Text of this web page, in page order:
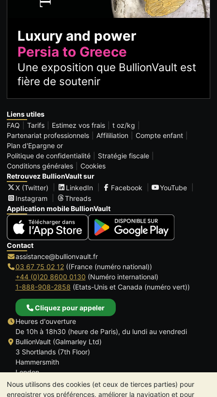
Nous utilisons des cookies (et ceux de tierces parties) pour
enregistrer vos préférences, améliorer la navigation et pour
Luxury and power
Persia to Greece
Une exposition que BullionVault est
fière de soutenir
Liens utiles
FAQ
Tarifs Estimez vos frais
t oz/kg
Partenariat professionnels
Affililiation
Compte enfant
Plan d'Epargne or
Politique de confidentialité
Stratégie fiscale
Conditions générales
Cookies
Retrouvez BullionVault sur
X (Twitter)
LinkedIn Facebook
YouTube
Instagram
Threads
Application mobile BullionVault
Contact
assistance@bullionvault.fr
03 67 75 02 12((France (numéro national))
+44 (0)20 8600 0130 (Numéro international)
1-888-908-2858 (Etats-Unis et Canada (numéro vert))
Cliquez pour appeler
Heures d'ouverture
De 10h à 18h30 (heure de Paris), du lundi au vendredi
BullionVault (Galmarley Ltd)
3 Shortlands (7th Floor)
Hammersmith
London
W6 8DA
ROYAUME UNI